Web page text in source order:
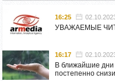
16:25
УВАЖАЕМЫЕ
16:17
В ближайшие дни
постепенно